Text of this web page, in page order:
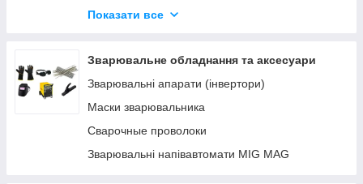
Паливороздавальні комплекти
Устаткування AdBlue
Заправні пістолети
Лічильники та витратоміри для палива
Фільтри очищення палива
Паливні шланги
Показати все
Зварювальне обладнання та аксесуари
Зварювальні апарати (інвертори)
Маски зварювальника
Сварочные проволоки
Зварювальні напівавтомати MIG MAG